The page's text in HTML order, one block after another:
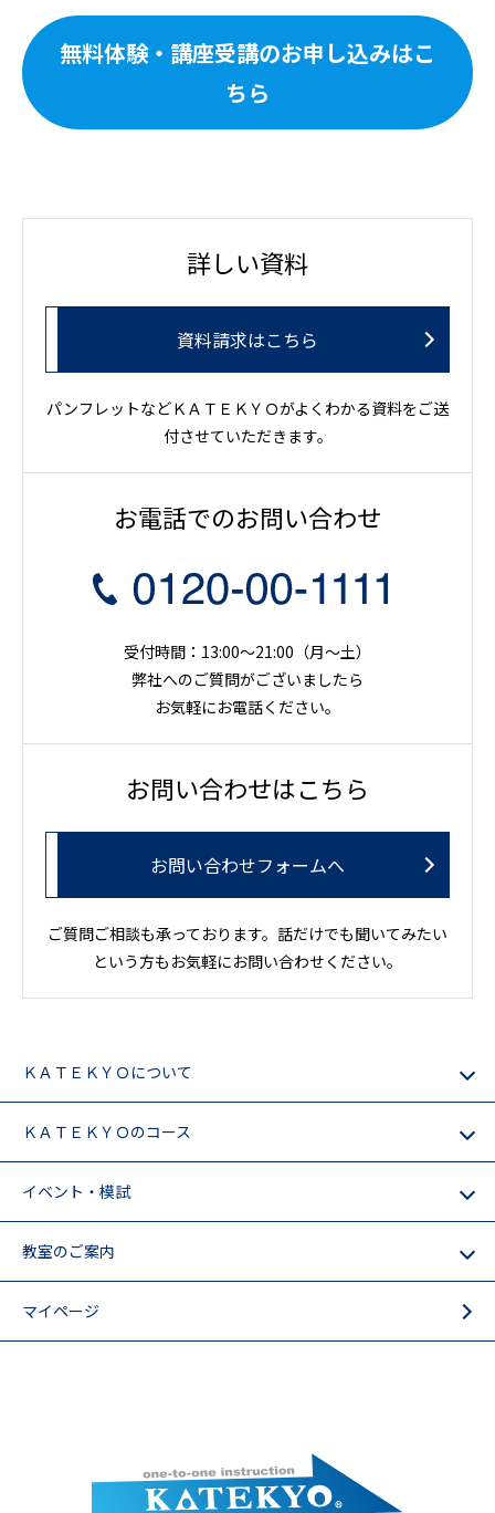
無料体験・講座受講のお申し込みはこ
ちら
詳しい資料
資料請求はこちら
パンフレットなどＫＡＴＥＫＹＯがよくわかる資料をご送
付させていただきます。
お電話でのお問い合わせ
受付時間：13:00～21:00（月〜土）
弊社へのご質問がございましたら
お気軽にお電話ください。
お問い合わせはこちら
お問い合わせフォームへ
ご質問ご相談も承っております。話だけでも聞いてみたい
という方もお気軽にお問い合わせください。
ＫＡＴＥＫＹＯについて
ＫＡＴＥＫＹＯのコース
イベント・模試
教室のご案内
マイページ